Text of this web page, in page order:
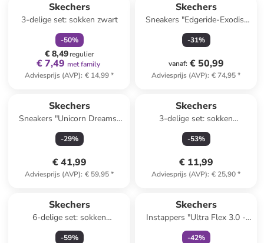
Skechers
3-delige set: sokken zwart
-50%
€ 8,49regulier
€ 7,49 met family
Adviesprijs (AVP): € 14,99*
Skechers
Sneakers "Edgeride-Exodis"
bordeaux
-31%
vanaf: € 50,99
Adviesprijs (AVP): € 74,95*
Skechers
Sneakers "Unicorn Dreams-
Wishful Magic" paars
-29%
€ 41,99
Adviesprijs (AVP): € 59,95*
Skechers
3-delige set: sokken
grijs/lichtbruin/beige
-53%
€ 11,99
Adviesprijs (AVP): € 25,90*
Skechers
6-delige set: sokken
meerkleurig
-59%
Skechers
Instappers "Ultra Flex 3.0 -
Smooth Step" zwart
-42%